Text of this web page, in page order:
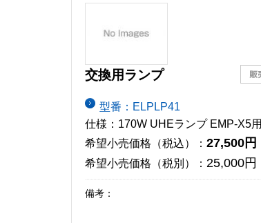
交換用ランプ
型番：ELPLP41
仕様：170W UHEランプ EMP-X5用
希望小売価格（税込）： 27,500円
希望小売価格（税別）： 25,000円
備考：